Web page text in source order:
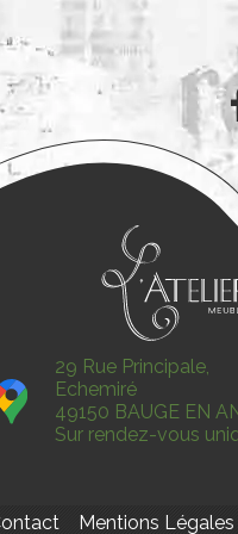
29 Rue Principale,
Echemiré
49150 BAUGE EN
Sur rendez-vous
Mentions Légales